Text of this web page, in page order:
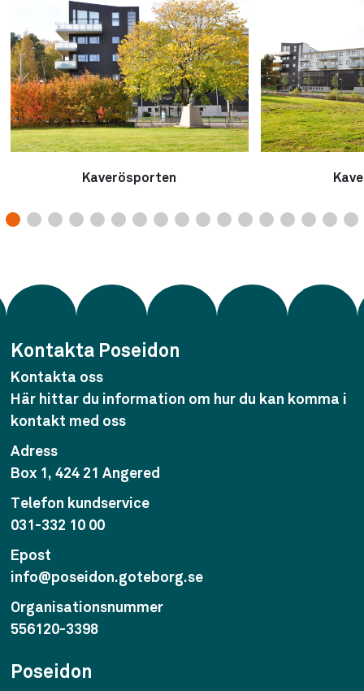
Kaverösporten
Kontakta Poseidon
Kontakta oss
Här hittar du information om hur du kan komma i
kontakt med oss
Adress
Box 1, 424 21 Angered
Telefon kundservice
031-332 10 00
Epost
info@poseidon.goteborg.se
Organisationsnummer
556120-3398
Poseidon